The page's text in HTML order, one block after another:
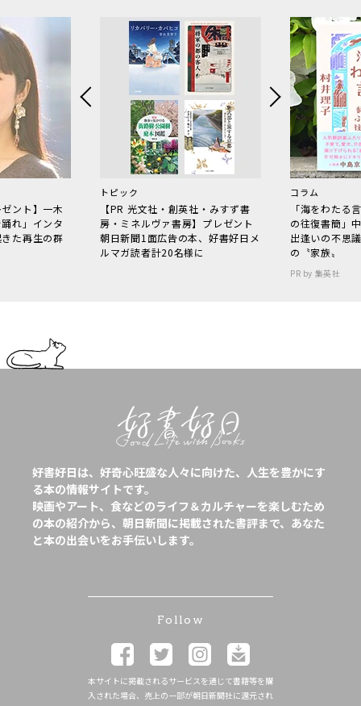
ント】一木
れ」インタ
た再生の群
トピック
【PR 光文社・創英社・みすず書
房・ミネルヴァ書房】プレゼント
朝日新聞1面広告の本、好書好日メ
ルマガ読者計20名様に
コラム
「海をわた
の往復書簡」
出逢いの不思
の〝家族〟
PR by 集英社
好書好日は、好奇心旺盛な人々に向けた、人生を豊かにす
る本の情報サイトです。
映画やアート、食などのライフ＆カルチャーを楽しむため
の本の紹介から、朝日新聞に掲載された書評まで、あなた
と本の出会いをお手伝いします。
Follow
本サイトに掲載されるサービスを通じて書籍等を購
入された場合、売上の一部が朝日新聞社に還元され